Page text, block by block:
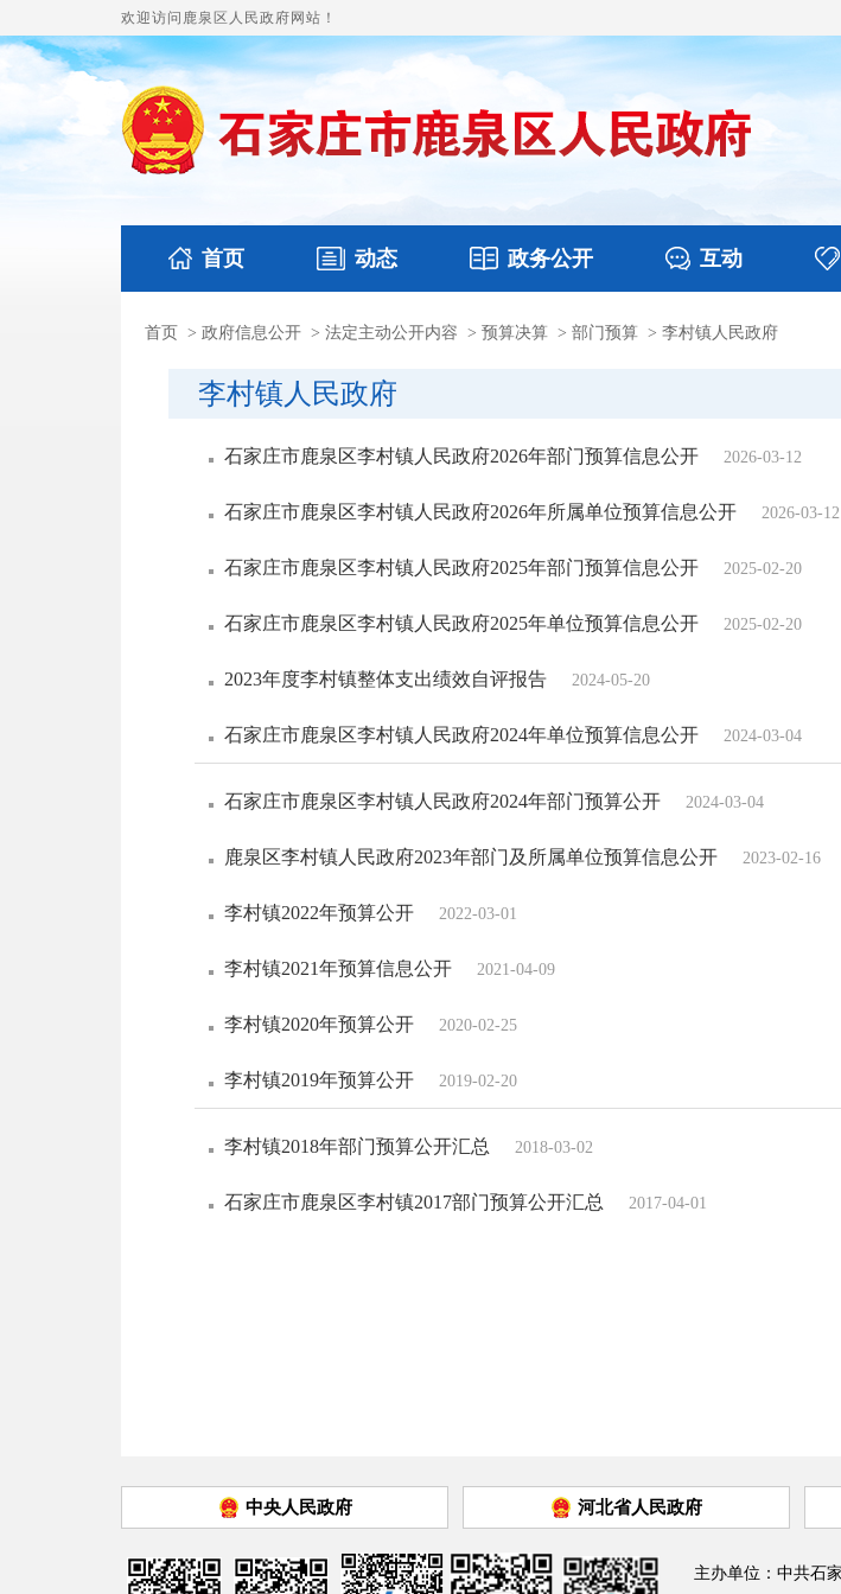
欢迎访问鹿泉区人民政府网站！
首页 动态
国务要闻 鹿泉要闻 图片新闻 视频播报
政务公开
本区文件 财政预决算
互动
政务咨询
涉企收费目录清单
首页 > 政府信息公开 > 法定主动公开内容 > 预算决算 > 部门预算 > 李村镇人民政府
李村镇人民政府
石家庄市鹿泉区李村镇人民政府2026年部门预算信息公开 2026-03-12
石家庄市鹿泉区李村镇人民政府2026年所属单位预算信息公开 2026-03-12
石家庄市鹿泉区李村镇人民政府2025年部门预算信息公开 2025-02-20
石家庄市鹿泉区李村镇人民政府2025年单位预算信息公开 2025-02-20
2023年度李村镇整体支出绩效自评报告 2024-05-20
石家庄市鹿泉区李村镇人民政府2024年单位预算信息公开 2024-03-04
石家庄市鹿泉区李村镇人民政府2024年部门预算公开 2024-03-04
鹿泉区李村镇人民政府2023年部门及所属单位预算信息公开 2023-02-16
李村镇2022年预算公开 2022-03-01
李村镇2021年预算信息公开 2021-04-09
李村镇2020年预算公开 2020-02-25
李村镇2019年预算公开 2019-02-20
李村镇2018年部门预算公开汇总 2018-03-02
石家庄市鹿泉区李村镇2017部门预算公开汇总 2017-04-01